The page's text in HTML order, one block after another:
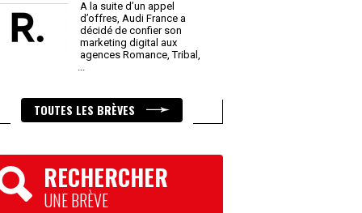
A la suite d’un appel
d’offres, Audi France a
décidé de confier son
marketing digital aux
agences Romance, Tribal,
...
TOUTES LES BRÈVES
RECHERCHER
UNE BRÈVE